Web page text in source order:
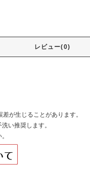
レビュー(0)
が生じることがあります。
い推奨します。